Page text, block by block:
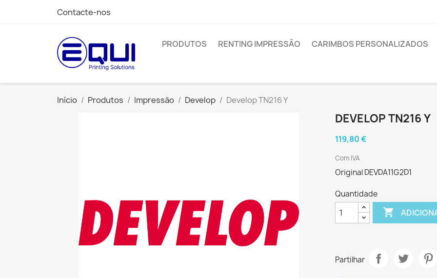
Contacte-nos
PRODUTOS RENTING IMPRESSÃO CARIMBOS PERSONALIZADOS
Início Produtos Impressão Develop Develop TN216 Y
DEVELOP TN216 Y
119,80 €
Com IVA
Original DEVDA11G2D1
Quantidade

Partilhar